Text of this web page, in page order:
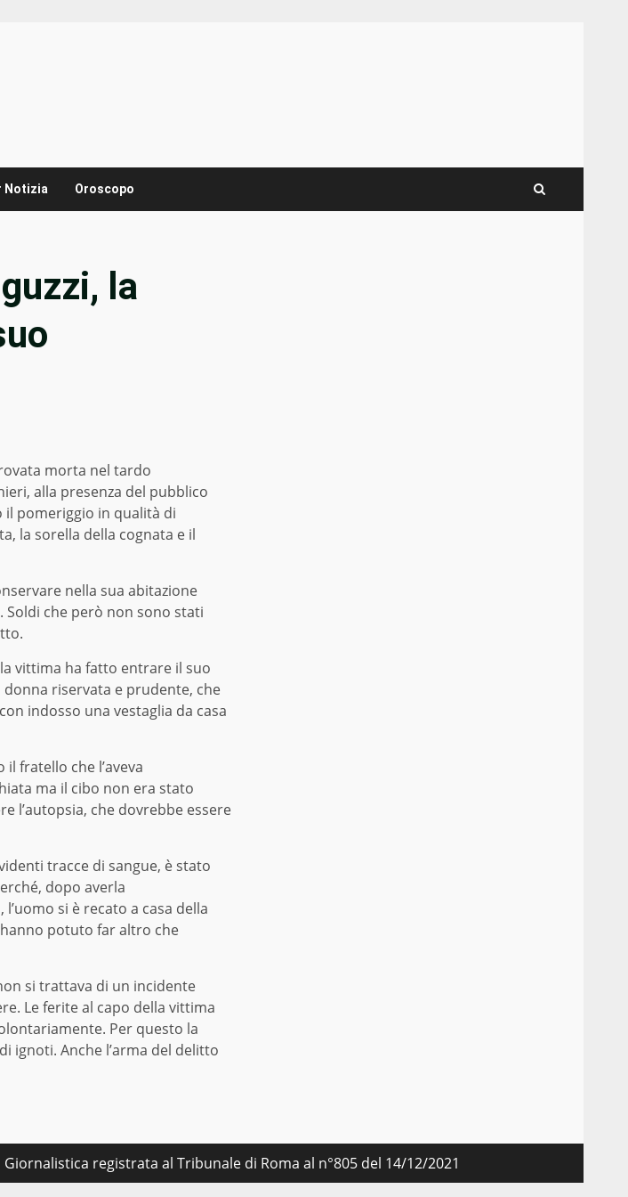
Notizia Oroscopo
la
morta nel tardo
alla presenza del pubblico
il pomeriggio in qualità di
la sorella della cognata e il
nella sua abitazione
Soldi che però non sono stati
vittima ha fatto entrare il suo
riservata e prudente, che
indosso una vestaglia da casa
fratello che l’aveva
ma il cibo non era stato
l’autopsia, che dovrebbe essere
tracce di sangue, è stato
dopo averla
si è recato a casa della
potuto far altro che
si trattava di un incidente
Le ferite al capo della vittima
Per questo la
ignoti. Anche l’arma del delitto
registrata al Tribunale di Roma al n°805 del 14/12/2021